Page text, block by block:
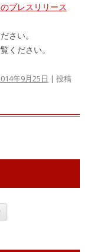
プレスリリース
さい。
ください。
年9月25日 | 投稿